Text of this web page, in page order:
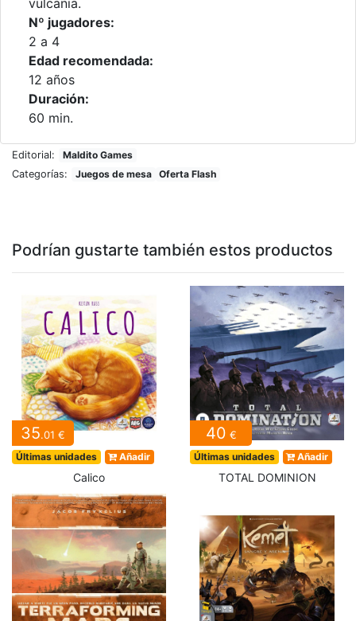
Nº jugadores:
2 a 4
Edad recomendada:
12 años
Duración:
60 min.
Editorial:
Maldito Games
Categorías:
Juegos de mesa Oferta Flash
Podrían gustarte también estos productos
35.01 €
Últimas unidades Añadir
Calico
40 €
Últimas unidades Añadir
TOTAL DOMINION